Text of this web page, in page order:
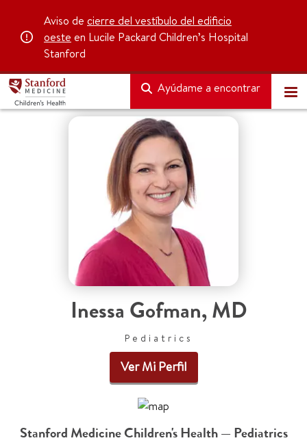
Aviso de cierre del vestíbulo del edificio
oeste en Lucile Packard Children’s Hospital
Stanford
Ayúdame a encontrar
Inessa Gofman, MD
Pediatrics
Ver Mi Perfil
Stanford Medicine Children's Health — Pediatrics